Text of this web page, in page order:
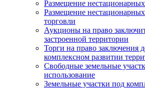
Размещение
Размещение
торговли
Аукционы на право
застроенной территории
Торги на право заключения
комплексном развитии
Свободные земельные
использование
Земельные участки под